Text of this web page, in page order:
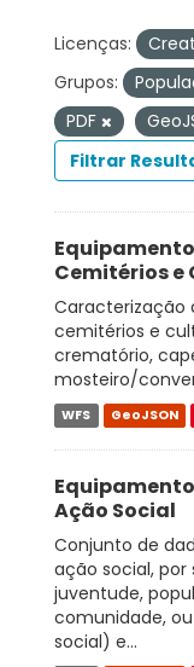
Licenças:
Grupos:
PDF
Filtrar
Cemitérios e
Caracterização
cemitérios e
crematório,
mosteiro/
WFS GeoJSON
Ação Social
Conjunto de
ação social,
juventude,
comunidade,
social) e...